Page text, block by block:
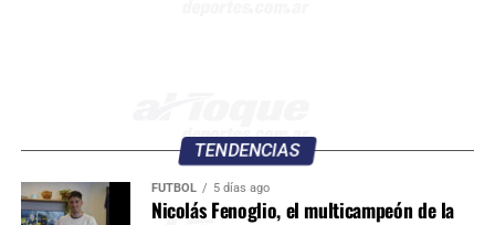
TENDENCIAS
FÚTBOL 5 días ago
Nicolás Fenoglio, el multicampeón de la